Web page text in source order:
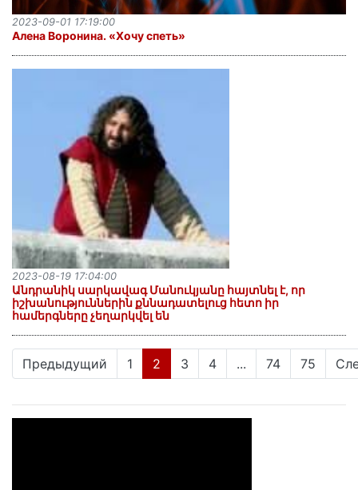
Алена Воронина. «Хочу спеть»
2023-09-01 17:19:00
Անդրանիկ սարկավագ Մանուկյանը հայտնել է, որ
իշխանություններին քննադատելուց հետո իր
համերգները չեղարկվել են
2023-08-19 17:04:00
Предыдущий 1 2 (current)
3 4 ... 74 75